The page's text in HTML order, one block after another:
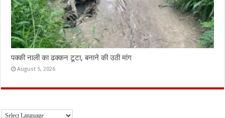
पक्की नाली का ढक्कन टूटा, बनाने की उठी मांग
August 5, 2026